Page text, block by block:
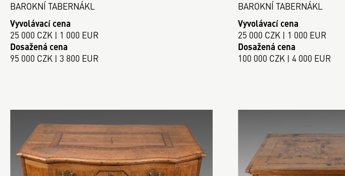
BAROKNÍ TABERNÁKL
Vyvolávací cena
25 000 CZK | 1 000 EUR
Dosažená cena
95 000 CZK | 3 800 EUR
BAROKNÍ TABERNÁKL
Vyvolávací cena
25 000 CZK | 1 000 EUR
Dosažená cena
100 000 CZK | 4 000 EUR